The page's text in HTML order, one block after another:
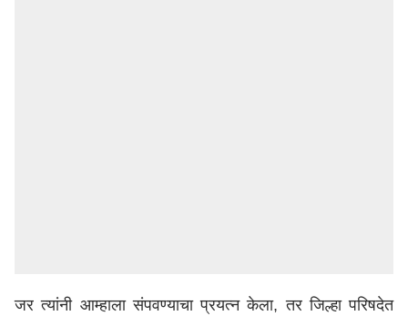
जर त्यांनी आम्हाला संपवण्याचा प्रयत्न केला, तर जिल्हा परिषदेत